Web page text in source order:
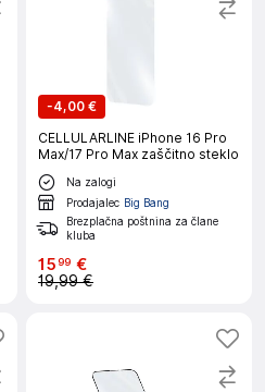
-4,00 €
CELLULARLINE iPhone 16 Pro
Max/17 Pro Max zaščitno steklo
Na zalogi
Prodajalec Big Bang
Brezplačna poštnina za člane
kluba
1599 €
19,99 €